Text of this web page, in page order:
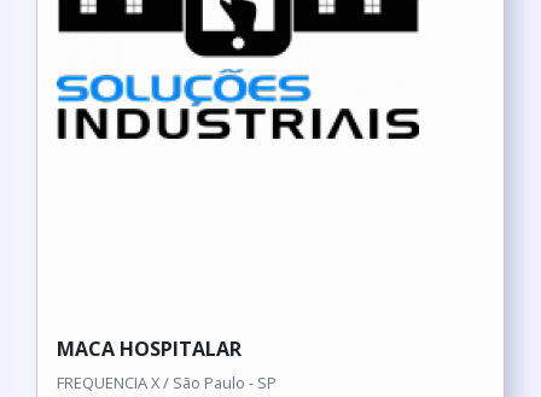
MACA HOSPITALAR
FREQUENCIA X / São Paulo - SP